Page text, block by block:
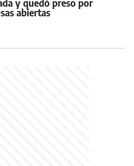
y quedó preso por
abiertas